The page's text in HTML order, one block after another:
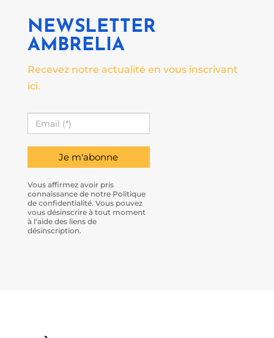
NEWSLETTER
AMBRELIA
Recevez notre actualité en vous inscrivant
ici.
Vous affirmez avoir pris
connaissance de notre Politique
de confidentialité. Vous pouvez
vous désinscrire à tout moment
à l'aide des liens de
désinscription.